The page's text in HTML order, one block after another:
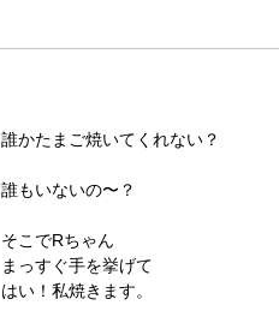
誰かたまご焼いてくれない？
誰もいないの〜？
そこでRちゃん
まっすぐ手を挙げて
はい！私焼きます。